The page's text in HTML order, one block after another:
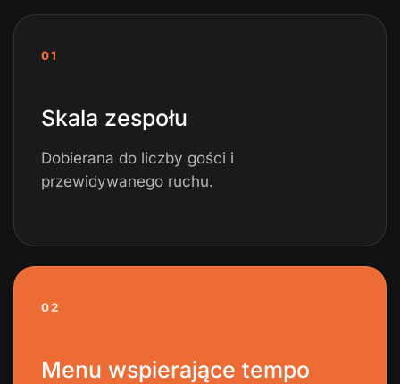
01
Skala zespołu
Dobierana do liczby gości i
przewidywanego ruchu.
02
Menu wspierające tempo